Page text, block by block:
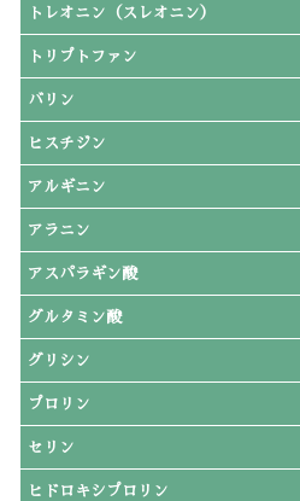
トレオニン（スレオニン）
トリプトファン
バリン
ヒスチジン
アルギニン
アラニン
アスパラギン酸
グルタミン酸
グリシン
プロリン
セリン
ヒドロキシプロリン